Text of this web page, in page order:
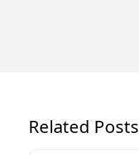
Related Posts